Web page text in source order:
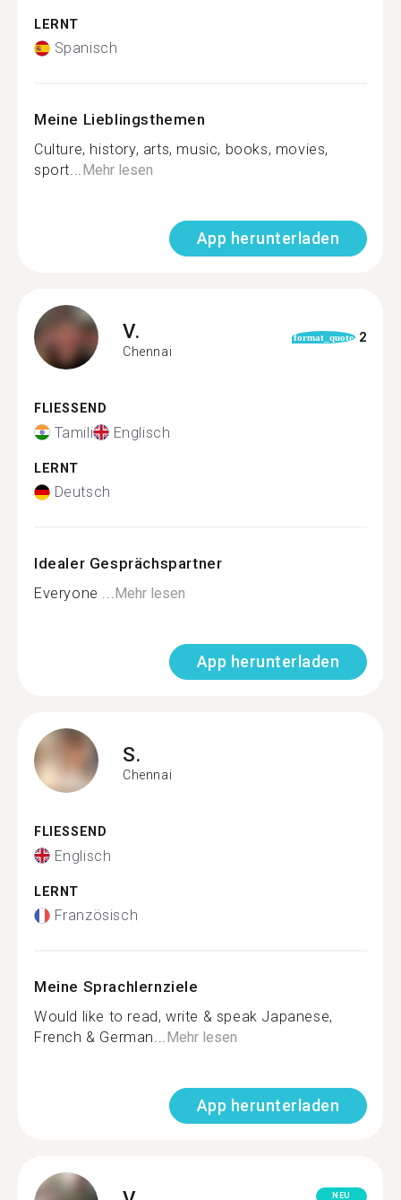
LERNT
Spanisch
Meine Lieblingsthemen
Culture, history, arts, music, books, movies,
sport...Mehr lesen
App herunterladen
V.
Chennai
format_quote 2
FLIESSEND
Tamili Englisch
LERNT
Deutsch
Idealer Gesprächspartner
Everyone ...Mehr lesen
App herunterladen
S.
Chennai
FLIESSEND
Englisch
LERNT
Französisch
Meine Sprachlernziele
Would like to read, write & speak Japanese,
French & German...Mehr lesen
App herunterladen
NEU